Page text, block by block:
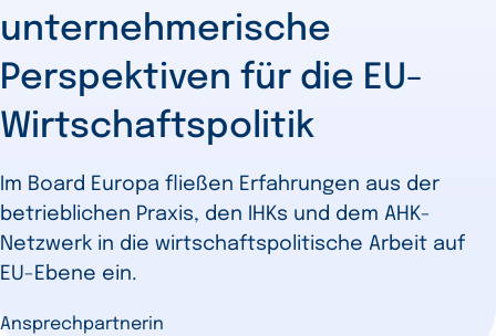
unternehmerische
Perspektiven für die EU-
Wirtschaftspolitik
Im Board Europa fließen Erfahrungen aus der
betrieblichen Praxis, den IHKs und dem AHK-
Netzwerk in die wirtschaftspolitische Arbeit auf
EU-Ebene ein.
Ansprechpartnerin